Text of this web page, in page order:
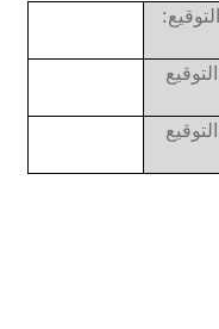
التوقيع:
التوقيع
التوقيع